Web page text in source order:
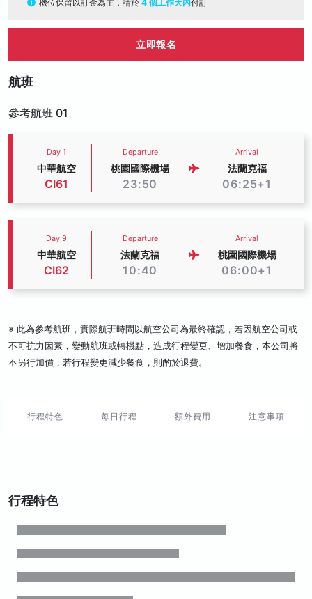
機位保留以訂金為主，請於 4 個工作天內付訂
立即報名
航班
參考航班 01
Day 1
中華航空
CI61
Departure
桃園國際機場
23:50
Arrival
法蘭克福
06:25+1
Day 9
中華航空
CI62
Departure
法蘭克福
10:40
Arrival
桃園國際機場
06:00+1
※ 此為參考航班，實際航班時間以航空公司為最終確認，若因航空公司或
不可抗力因素，變動航班或轉機點，造成行程變更、增加餐食，本公司將
不另行加價，若行程變更減少餐食，則酌於退費。
行程特色 每日行程 額外費用 注意事項
行程特色